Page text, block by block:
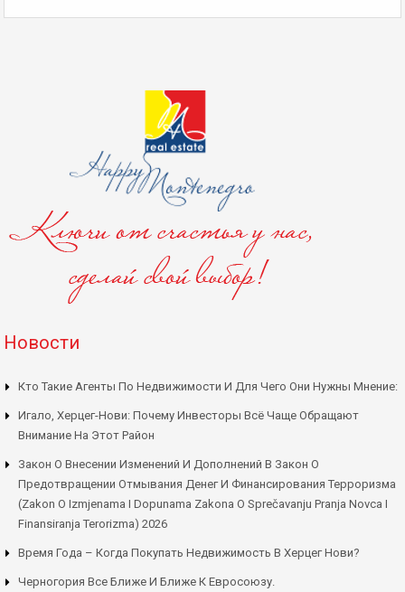
Новости
Кто Такие Агенты По Недвижимости И Для Чего Они Нужны Мнение:
Игало, Херцег-Нови: Почему Инвесторы Всё Чаще Обращают
Внимание На Этот Район
Закон О Внесении Изменений И Дополнений В Закон О
Предотвращении Отмывания Денег И Финансирования Терроризма
(Zakon O Izmjenama I Dopunama Zakona O Sprečavanju Pranja Novca I
Finansiranja Terorizma) 2026
Время Года – Когда Покупать Недвижимость В Херцег Нови?
Черногория Все Ближе И Ближе К Евросоюзу.